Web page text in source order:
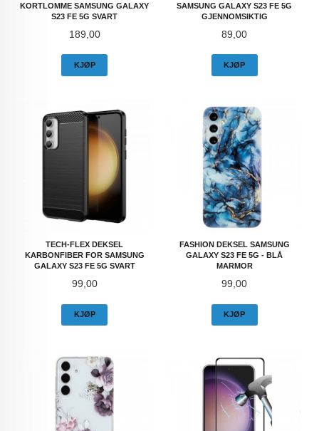
KORTLOMME SAMSUNG GALAXY
S23 FE 5G SVART
Pris
189,00
KJØP
SAMSUNG GALAXY S23 FE 5G
GJENNOMSIKTIG
Pris
89,00
KJØP
TECH-FLEX DEKSEL
KARBONFIBER FOR SAMSUNG
GALAXY S23 FE 5G SVART
Pris
99,00
KJØP
FASHION DEKSEL SAMSUNG
GALAXY S23 FE 5G - BLÅ
MARMOR
Pris
99,00
KJØP